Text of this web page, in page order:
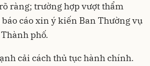
ràng; trường hợp vượt thẩm
cáo xin ý kiến Ban Thường vụ
phố.
cải cách thủ tục hành chính.